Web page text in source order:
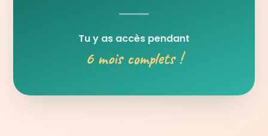
Tu y as accès pendant
6 mois complets !